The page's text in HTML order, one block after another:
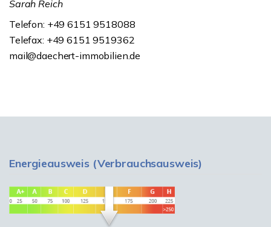
Sarah Reich
Telefon: +49 6151 9518088
Telefax: +49 6151 9519362
mail@daechert-immobilien.de
Energieausweis (Verbrauchsausweis)